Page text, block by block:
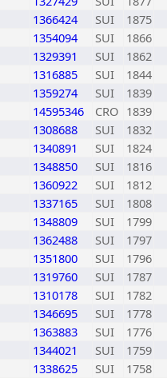
1366424 SUI
1875
1354094 SUI
1866
1329391 SUI
1862
1316885 SUI
1844
1359274 SUI
1839
14595346 CRO 1839
1308688 SUI
1832
1340891 SUI
1824
1348850 SUI
1816
1360922 SUI
1812
1337165 SUI
1808
1348809 SUI
1799
1362488 SUI
1797
1351800 SUI
1796
1319760 SUI
1787
1310178 SUI
1782
1346695 SUI
1778
1363883 SUI
1776
1344021 SUI
1759
1338625 SUI
1758